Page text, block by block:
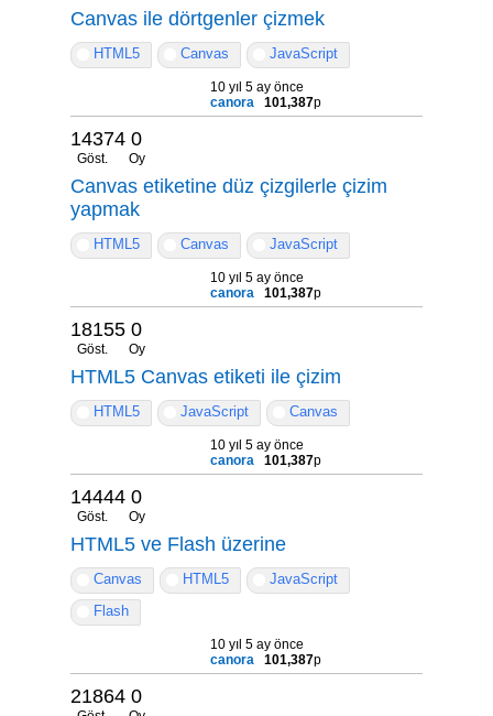
Canvas ile dörtgenler çizmek
HTML5 Canvas JavaScript
10 yıl 5 ay önce
canora
101,387p
14374
Göst.
0
Oy
Canvas etiketine düz çizgilerle çizim
yapmak
HTML5 Canvas JavaScript
10 yıl 5 ay önce
canora
101,387p
18155
Göst.
0
Oy
HTML5 Canvas etiketi ile çizim
HTML5 JavaScript Canvas
10 yıl 5 ay önce
canora
101,387p
14444
Göst.
0
Oy
HTML5 ve Flash üzerine
Canvas HTML5
JavaScript
Flash
10 yıl 5 ay önce
canora
101,387p
21864 0